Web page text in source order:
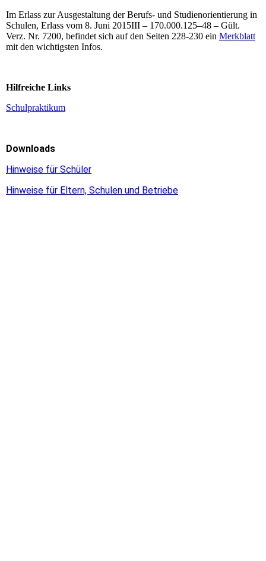
Im Erlass zur Ausgestaltung der Berufs- und Studienorientierung in
Schulen, Erlass vom 8. Juni 2015III – 170.000.125–48 – Gült.
Verz. Nr. 7200, befindet sich auf den Seiten 228-230 ein Merkblatt
mit den wichtigsten Infos.
Hilfreiche Links
Schulpraktikum
Downloads
Hinweise für Schüler
Hinweise für Eltern, Schulen und Betriebe